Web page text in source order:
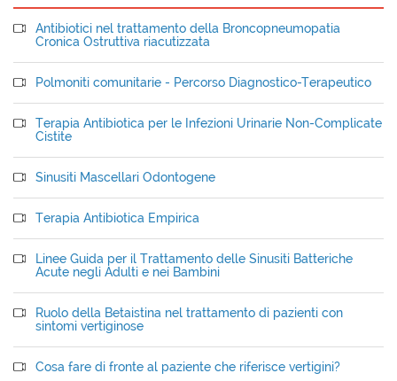
Antibiotici nel trattamento della Broncopneumopatia
Cronica Ostruttiva riacutizzata
Polmoniti comunitarie - Percorso Diagnostico-Terapeutico
Terapia Antibiotica per le Infezioni Urinarie Non-Complicate
Cistite
Sinusiti Mascellari Odontogene
Terapia Antibiotica Empirica
Linee Guida per il Trattamento delle Sinusiti Batteriche
Acute negli Adulti e nei Bambini
Ruolo della Betaistina nel trattamento di pazienti con
sintomi vertiginose
Cosa fare di fronte al paziente che riferisce vertigini?